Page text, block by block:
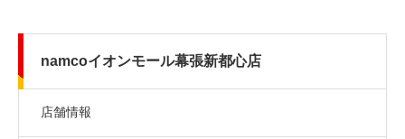
namcoイオンモール幕張新都心店
店舗情報